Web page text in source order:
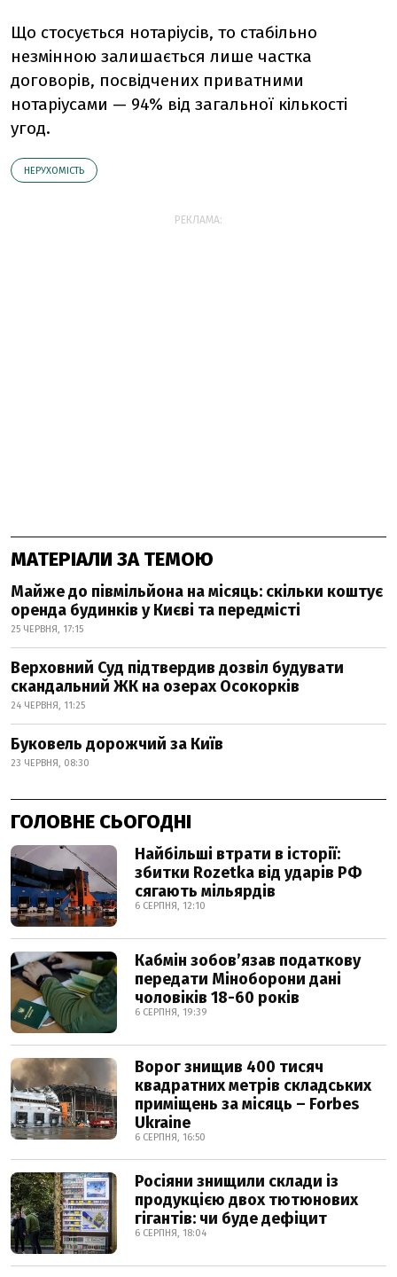
Що стосується нотаріусів, то стабільно
незмінною залишається лише частка
договорів, посвідчених приватними
нотаріусами — 94% від загальної кількості
угод.
НЕРУХОМІСТЬ
РЕКЛАМА:
МАТЕРІАЛИ ЗА ТЕМОЮ
Майже до півмільйона на місяць: скільки коштує
оренда будинків у Києві та передмісті
25 ЧЕРВНЯ, 17:15
Верховний Суд підтвердив дозвіл будувати
скандальний ЖК на озерах Осокорків
24 ЧЕРВНЯ, 11:25
Буковель дорожчий за Київ
23 ЧЕРВНЯ, 08:30
ГОЛОВНЕ СЬОГОДНІ
Найбільші втрати в історії:
збитки Rozetka від ударів РФ
сягають мільярдів
6 СЕРПНЯ, 12:10
Кабмін зобовʼязав податкову
передати Міноборони дані
чоловіків 18-60 років
6 СЕРПНЯ, 19:39
Ворог знищив 400 тисяч
квадратних метрів складських
приміщень за місяць – Forbes
Ukraine
6 СЕРПНЯ, 16:50
Росіяни знищили склади із
продукцією двох тютюнових
гігантів: чи буде дефіцит
6 СЕРПНЯ, 18:04